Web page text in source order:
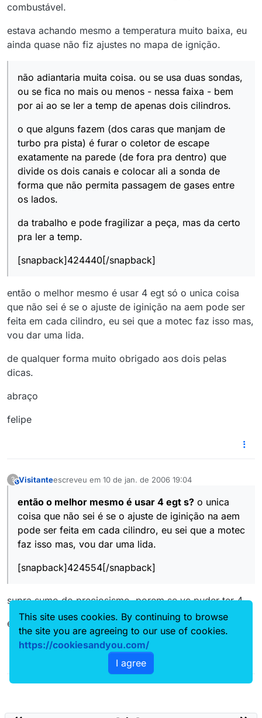
combustável.
estava achando mesmo a temperatura muito baixa, eu
ainda quase não fiz ajustes no mapa de ignição.
não adiantaria muita coisa. ou se usa duas sondas,
ou se fica no mais ou menos - nessa faixa - bem
por ai ao se ler a temp de apenas dois cilindros.
o que alguns fazem (dos caras que manjam de
turbo pra pista) é furar o coletor de escape
exatamente na parede (de fora pra dentro) que
divide os dois canais e colocar ali a sonda de
forma que não permita passagem de gases entre
os lados.
da trabalho e pode fragilizar a peça, mas da certo
pra ler a temp.
[snapback]424440[/snapback]
então o melhor mesmo é usar 4 egt só o unica coisa
que não sei é se o ajuste de iginição na aem pode ser
feita em cada cilindro, eu sei que a motec faz isso mas,
vou dar uma lida.
de qualquer forma muito obrigado aos dois pelas
dicas.
abraço
felipe
?This user is from outside of this forum
Visitanteescreveu em 10 de jan. de 2006 19:04
última edição por
então o melhor mesmo é usar 4 egt s? o unica
coisa que não sei é se o ajuste de iginição na aem
pode ser feita em cada cilindro, eu sei que a motec
faz isso mas, vou dar uma lida.
[snapback]424554[/snapback]
supra sumo do preciosismo, porem se vc puder ter 4
egts no seu carro, então q as tenha
This site uses cookies. By continuing to browse
the site you are agreeing to our use of cookies.
https://cookiesandyou.com/
I agree